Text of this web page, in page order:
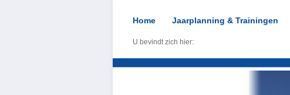
Home Jaarplanning & Trainingen
U bevindt zich hier: